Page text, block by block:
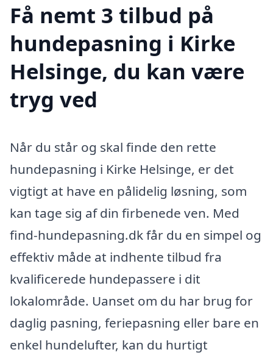
Få nemt 3 tilbud på
hundepasning i Kirke
Helsinge, du kan være
tryg ved
Når du står og skal finde den rette
hundepasning i Kirke Helsinge, er det
vigtigt at have en pålidelig løsning, som
kan tage sig af din firbenede ven. Med
find-hundepasning.dk får du en simpel og
effektiv måde at indhente tilbud fra
kvalificerede hundepassere i dit
lokalområde. Uanset om du har brug for
daglig pasning, feriepasning eller bare en
enkel hundelufter, kan du hurtigt